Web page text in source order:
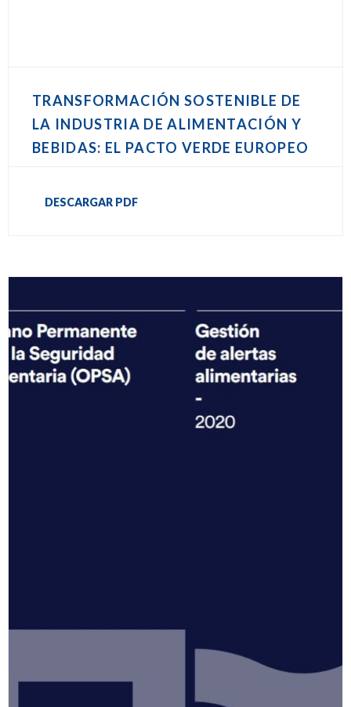
TRANSFORMACIÓN SOSTENIBLE DE
LA INDUSTRIA DE ALIMENTACIÓN Y
BEBIDAS: EL PACTO VERDE EUROPEO
DESCARGAR PDF